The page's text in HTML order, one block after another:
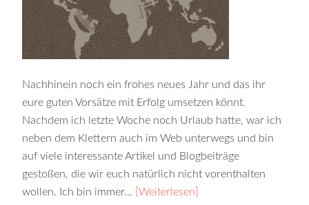
Nachhinein noch ein frohes neues Jahr und das ihr
eure guten Vorsätze mit Erfolg umsetzen könnt.
Nachdem ich letzte Woche noch Urlaub hatte, war ich
neben dem Klettern auch im Web unterwegs und bin
auf viele interessante Artikel und Blogbeiträge
gestoßen, die wir euch natürlich nicht vorenthalten
wollen. Ich bin immer…
[Weiterlesen]